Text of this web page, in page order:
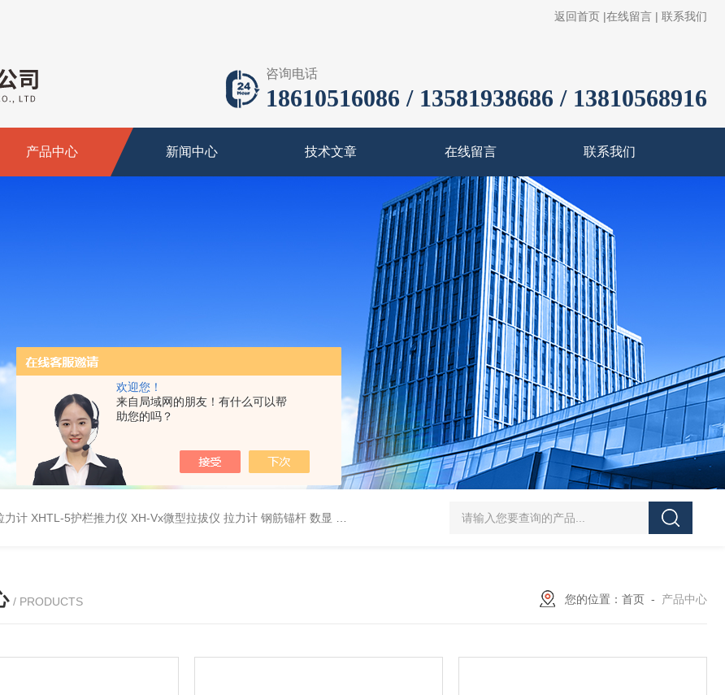
欢迎您！
来自局域网的朋友！有什么可以帮
助您的吗？
返回首页 |在线留言 | 联系我们
咨询电话
18610516086 / 13581938686 / 13810568916
产品中心 新闻中心 技术文章 在线留言 联系我们
力计 XHTL-5护栏推力仪 XH-Vx微型拉拔仪 拉力计 钢筋锚杆 数显 QCJ-50/100型漆膜落锤冲击测试仪交通U型板 ZTT-970C通信管道静摩擦系
/ PRODUCTS 您的位置： 首页 - 产品中心